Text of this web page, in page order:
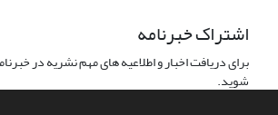
اشتراک خبرنامه
برای دریافت اخبار و اطلاعیه های مهم نشریه در
شوید.